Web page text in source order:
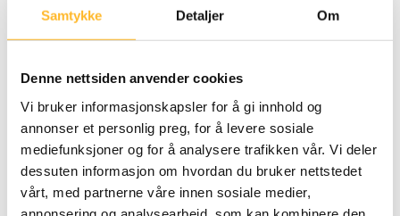
Samtykke Detaljer Om
Denne nettsiden anvender cookies
Vi bruker informasjonskapsler for å gi innhold og
annonser et personlig preg, for å levere sosiale
mediefunksjoner og for å analysere trafikken vår. Vi deler
dessuten informasjon om hvordan du bruker nettstedet
vårt, med partnerne våre innen sosiale medier,
fantastisk spennende mennesker som ville gjøre alt
for å prestere bedre.»
Jeg ønsker å skape mer innsikt og få noe til å
fungere slik at ting blir bedre.
I 2007 ble han fagsjef for Masai Barefoot
Technology (MBT) i Skandinavia, et sveitsisk firma
som solgte sko over hele verden. Håvard satt i